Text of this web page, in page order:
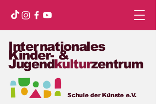
Internationales
Kinder- &
Jugendkulturzentrum
Schule der Künste e.V.